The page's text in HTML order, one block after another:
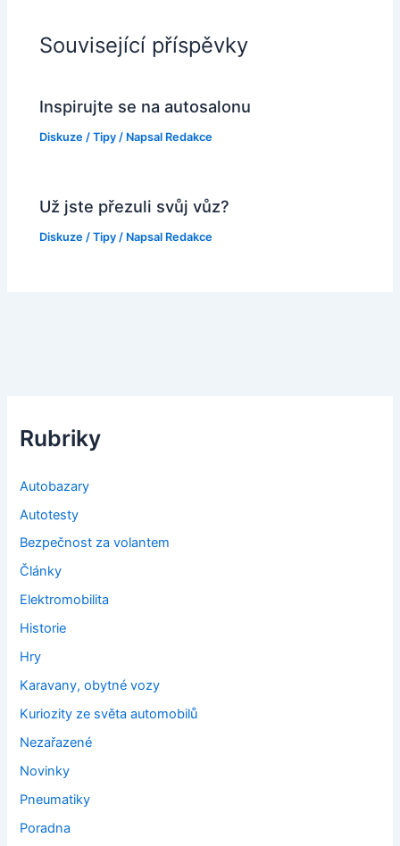
Související příspěvky
Inspirujte se na autosalonu
Diskuze /Tipy / Napsal Redakce
Už jste přezuli svůj vůz?
Diskuze /Tipy / Napsal Redakce
Rubriky
Autobazary
Autotesty
Bezpečnost za volantem
Články
Elektromobilita
Historie
Hry
Karavany, obytné vozy
Kuriozity ze světa automobilů
Nezařazené
Novinky
Pneumatiky
Poradna